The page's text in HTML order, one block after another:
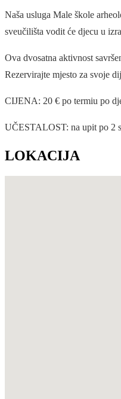
Naša usluga Male škole
sveučilišta vodit će djecu u
Ova dvosatna aktivnost
Rezervirajte mjesto za svoje
CIJENA: 20 € po termiu po
UČESTALOST: na upit po 2
LOKACIJA